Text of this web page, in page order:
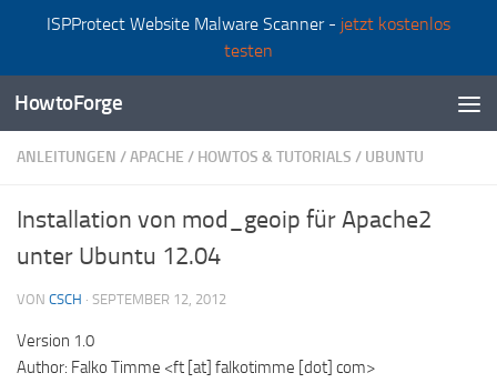
ISPProtect Website Malware Scanner - jetzt kostenlos
testen
Zum Inhalt springen
HowtoForge
ANLEITUNGEN /APACHE / HOWTOS & TUTORIALS / UBUNTU
Installation von mod_geoip für Apache2
unter Ubuntu 12.04
VON CSCH · SEPTEMBER 12, 2012
Version 1.0
Author: Falko Timme <ft [at] falkotimme [dot] com>